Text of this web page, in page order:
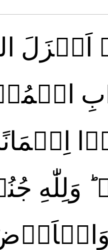
اَنۡزَلَ
وَلِلّٰهِ